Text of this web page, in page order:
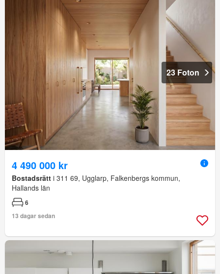
23 Foton
4 490 000 kr
Bostadsrätt i 311 69, Ugglarp, Falkenbergs kommun,
Hallands län
6
13 dagar sedan